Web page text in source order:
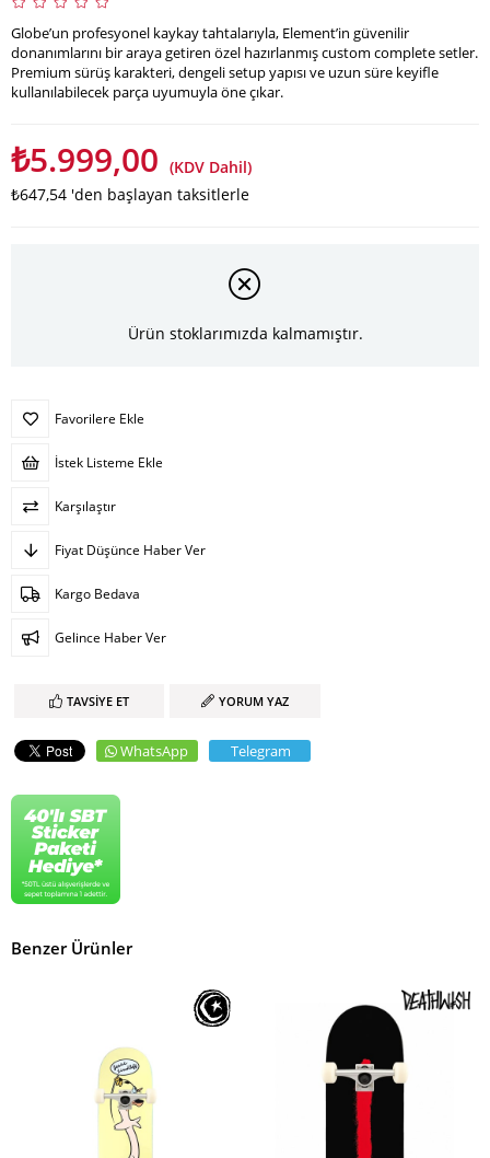
Globe’un profesyonel kaykay tahtalarıyla, Element’in güvenilir
donanımlarını bir araya getiren özel hazırlanmış custom complete setler.
Premium sürüş karakteri, dengeli setup yapısı ve uzun süre keyifle
kullanılabilecek parça uyumuyla öne çıkar.
₺5.999,00 (KDV Dahil)
₺647,54 'den başlayan taksitlerle
Ürün stoklarımızda kalmamıştır.
Favorilere Ekle
İstek Listeme Ekle
Karşılaştır
Fiyat Düşünce Haber Ver
Kargo Bedava
Gelince Haber Ver
TAVSIYE ET YORUM YAZ
WhatsApp Telegram
Benzer Ürünler